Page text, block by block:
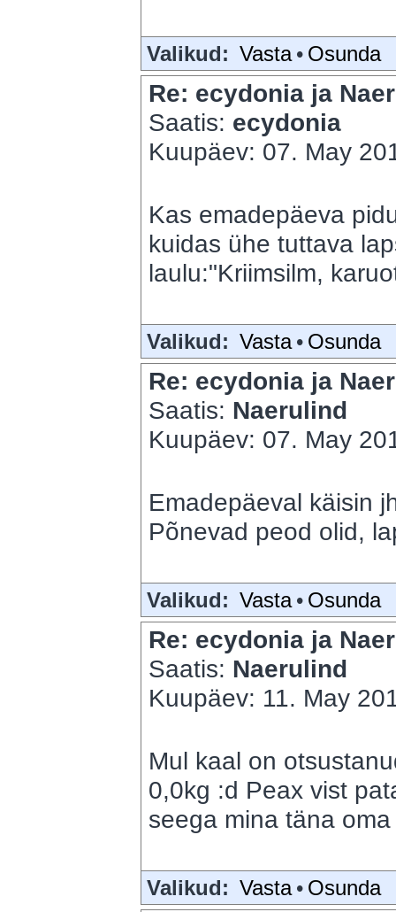
Valikud: Vasta • Osunda
Re: ecydonia ja
Saatis: ecydonia
Kuupäev: 07. May
Kas emadepäeva
kuidas ühe tuttava
laulu:"Kriimsilm,
Valikud: Vasta • Osunda
Re: ecydonia ja
Saatis: Naerulind
Kuupäev: 07. May
Emadepäeval käisin
Põnevad peod olid,
Valikud: Vasta • Osunda
Re: ecydonia ja
Saatis: Naerulind
Kuupäev: 11. May
Mul kaal on
0,0kg :d Peax vist
seega mina täna
Valikud: Vasta • Osunda